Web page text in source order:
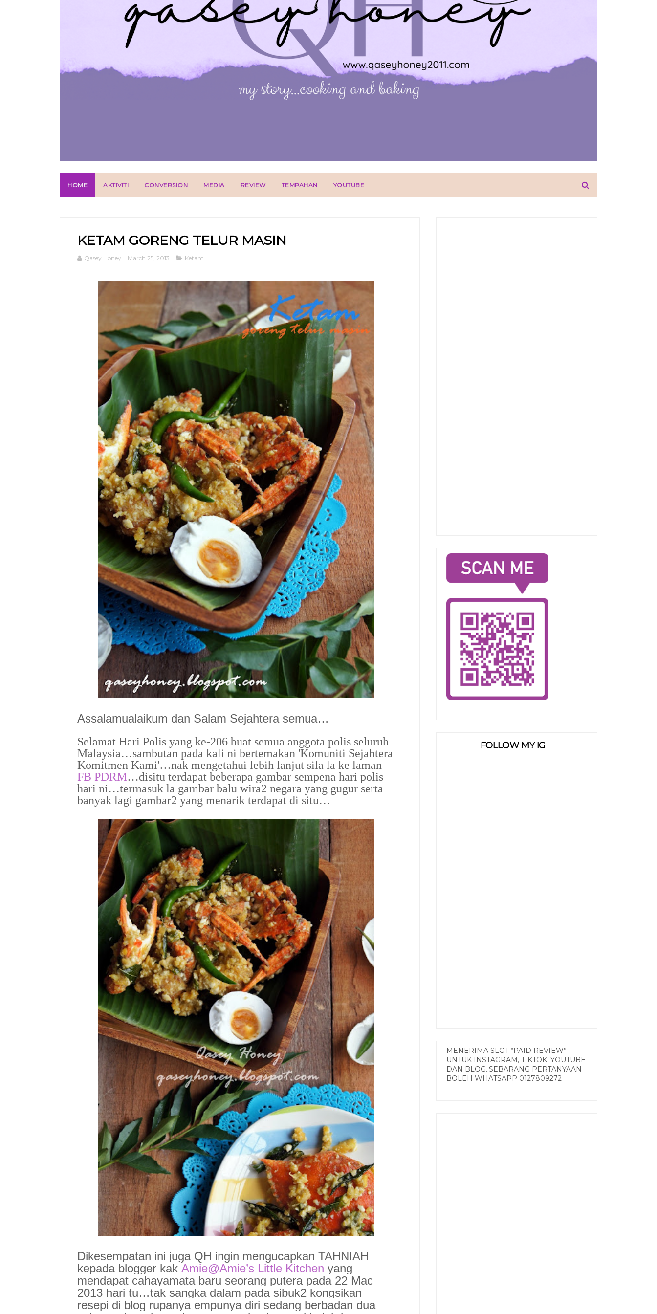
HOME AKTIVITI CONVERSION MEDIA REVIEW TEMPAHAN YOUTUBE
KETAM GORENG TELUR MASIN
Qasey Honey March 25, 2013 Ketam
Assalamualaikum dan Salam Sejahtera semua…
Selamat Hari Polis yang ke-206 buat semua anggota polis seluruh
Malaysia…sambutan pada kali ni bertemakan 'Komuniti Sejahtera
Komitmen Kami'…nak mengetahui lebih lanjut sila la ke laman
FB PDRM…disitu terdapat beberapa gambar sempena hari polis
hari ni…termasuk la gambar balu wira2 negara yang gugur serta
banyak lagi gambar2 yang menarik terdapat di situ…
Dikesempatan ini juga QH ingin mengucapkan TAHNIAH
kepada blogger kak Amie@Amie’s Little Kitchen yang
mendapat cahayamata baru seorang putera pada 22 Mac
2013 hari tu…tak sangka dalam pada sibuk2 kongsikan
resepi di blog rupanya empunya diri sedang berbadan dua
FOLLOW MY IG
MENERIMA SLOT “PAID REVIEW”
UNTUK INSTAGRAM, TIKTOK, YOUTUBE
DAN BLOG..SEBARANG PERTANYAAN
BOLEH WHATSAPP 0127809272